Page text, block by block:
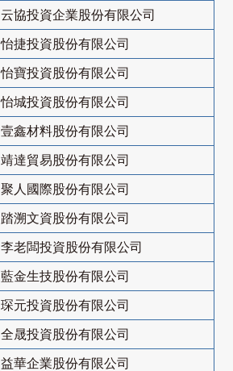
云協投資企業股份有限公司
怡捷投資股份有限公司
怡寶投資股份有限公司
怡城投資股份有限公司
壹鑫材料股份有限公司
靖達貿易股份有限公司
聚人國際股份有限公司
踏溯文資股份有限公司
李老闆投資股份有限公司
藍金生技股份有限公司
琛元投資股份有限公司
全晟投資股份有限公司
益華企業股份有限公司